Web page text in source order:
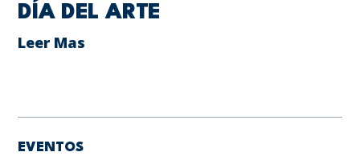
DÍA DEL ARTE
Leer Mas
EVENTOS